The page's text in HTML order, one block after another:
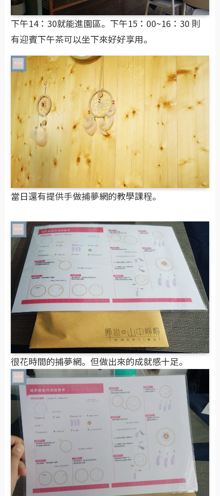
下午14：30就能進園區。下午15：00~16：30 則
有迎賓下午茶可以坐下來好好享用。
當日還有提供手做捕夢網的教學課程。
很花時間的捕夢網。但做出來的成就感十足。